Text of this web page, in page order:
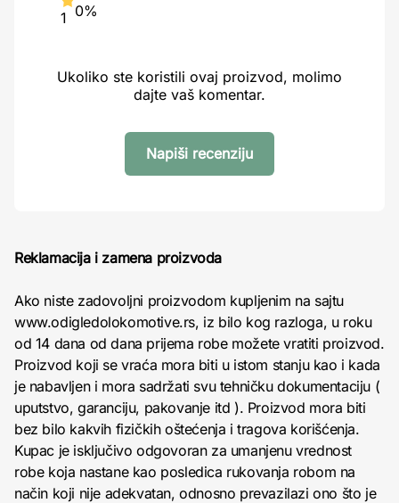
1 0%
Ukoliko ste koristili ovaj proizvod, molimo
dajte vaš komentar.
Napiši recenziju
Reklamacija i zamena proizvoda
Ako niste zadovoljni proizvodom kupljenim na sajtu
www.odigledolokomotive.rs, iz bilo kog razloga, u roku
od 14 dana od dana prijema robe možete vratiti proizvod.
Proizvod koji se vraća mora biti u istom stanju kao i kada
je nabavljen i mora sadržati svu tehničku dokumentaciju (
uputstvo, garanciju, pakovanje itd ). Proizvod mora biti
bez bilo kakvih fizičkih oštećenja i tragova korišćenja.
Kupac je isključivo odgovoran za umanjenu vrednost
robe koja nastane kao posledica rukovanja robom na
način koji nije adekvatan, odnosno prevazilazi ono što je